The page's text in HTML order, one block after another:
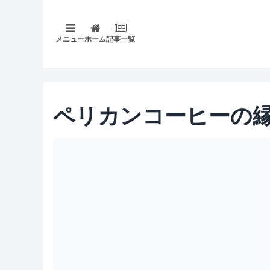
メニューホーム記事一覧
ペリカンコーヒーの